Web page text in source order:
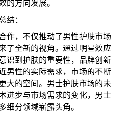
的方向发展。
结：
作，不仅推动了男性护肤市场
了全新的视角。通过明星效应
识到护肤的重要性，品牌创新
男性的实际需求，市场的不断
大的空间。男士护肤市场的未
进步与市场需求的变化，男士
细分领域崭露头角。